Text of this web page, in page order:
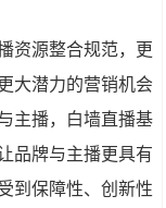
源整合规范，更
大潜力的营销机会
主播，白墙直播基
品牌与主播更具有
到保障性、创新性